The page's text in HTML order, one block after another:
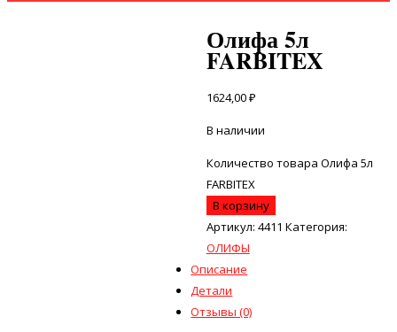
Олифа 5л
FARBITEX
1624,00₽
В наличии
Количество товара Олифа 5л
FARBITEX
В корзину
Артикул: 4411 Категория:
ОЛИФЫ
Описание
Детали
Отзывы (0)